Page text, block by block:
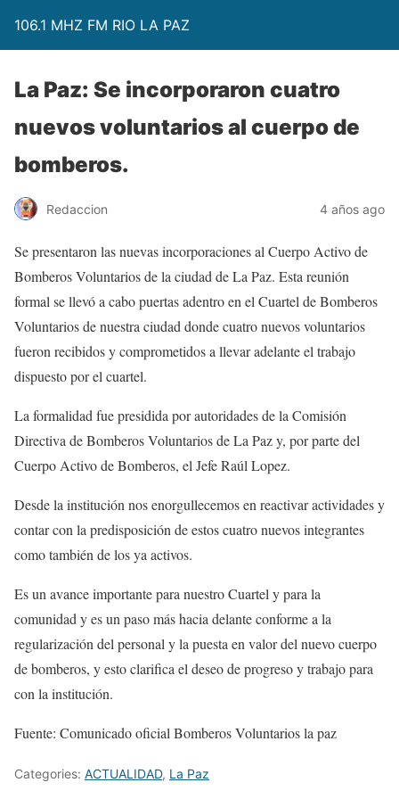
106.1 MHZ FM RIO LA PAZ
La Paz: Se incorporaron cuatro
nuevos voluntarios al cuerpo de
bomberos.
Redaccion 4 años ago
Se presentaron las nuevas incorporaciones al Cuerpo Activo de
Bomberos Voluntarios de la ciudad de La Paz. Esta reunión
formal se llevó a cabo puertas adentro en el Cuartel de Bomberos
Voluntarios de nuestra ciudad donde cuatro nuevos voluntarios
fueron recibidos y comprometidos a llevar adelante el trabajo
dispuesto por el cuartel.
La formalidad fue presidida por autoridades de la Comisión
Directiva de Bomberos Voluntarios de La Paz y, por parte del
Cuerpo Activo de Bomberos, el Jefe Raúl Lopez.
Desde la institución nos enorgullecemos en reactivar actividades y
contar con la predisposición de estos cuatro nuevos integrantes
como también de los ya activos.
Es un avance importante para nuestro Cuartel y para la
comunidad y es un paso más hacia delante conforme a la
regularización del personal y la puesta en valor del nuevo cuerpo
de bomberos, y esto clarifica el deseo de progreso y trabajo para
con la institución.
Fuente: Comunicado oficial Bomberos Voluntarios la paz
Categories: ACTUALIDAD, La Paz